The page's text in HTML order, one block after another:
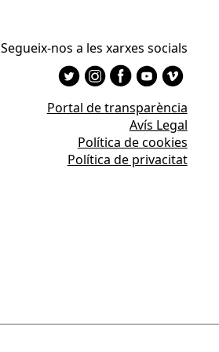
Segueix-nos a les xarxes socials
Portal de transparència
Avís Legal
Política de cookies
Política de privacitat